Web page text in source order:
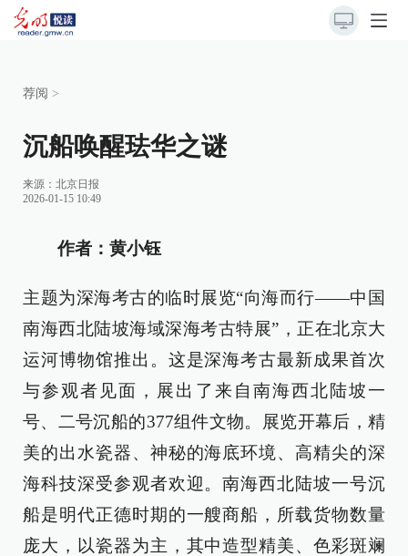
荐阅 >
沉船唤醒珐华之谜
来源： 北京日报
2026-01-15 10:49
作者：黄小钰
主题为深海考古的临时展览“向海而行——中国
南海西北陆坡海域深海考古特展”，正在北京大
运河博物馆推出。这是深海考古最新成果首次
与参观者见面，展出了来自南海西北陆坡一
号、二号沉船的377组件文物。展览开幕后，精
美的出水瓷器、神秘的海底环境、高精尖的深
海科技深受参观者欢迎。南海西北陆坡一号沉
船是明代正德时期的一艘商船，所载货物数量
庞大，以瓷器为主，其中造型精美、色彩斑斓